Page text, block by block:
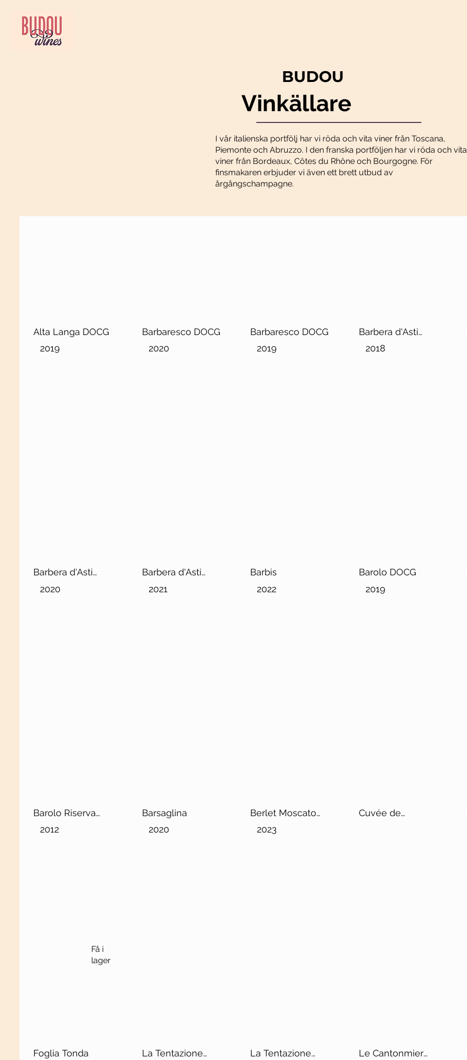
BUDOU
Vinkällare
I vår italienska portfölj har vi röda och vita viner från Toscana,
Piemonte och Abruzzo. I den franska portföljen har vi röda och vita
viner från Bordeaux, Côtes du Rhône och Bourgogne. För
finsmakaren erbjuder vi även ett brett utbud av
årgångschampagne.
Alta Langa DOCG
2019
Barbaresco DOCG
2020
Barbaresco DOCG
2019
Barbera d'Asti
DOCG "Ciabot d'la
2018
Barbera d'Asti
DOCG Superiore
2020
Barbera d'Asti
Superiore DOCG
2021
Barbis
2022
Barolo DOCG
2019
Barolo Riserva
DOCG
2012
Barsaglina
2020
Berlet Moscato
d'Asti
2023
Cuvée de
Foglia Tonda
Få i
lager
La Tentazione
La Tentazione
Le Cantonmier